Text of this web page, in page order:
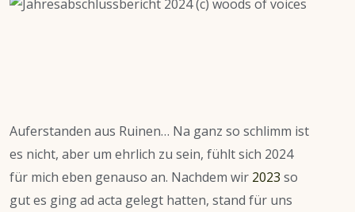
Auferstanden aus Ruinen… Na ganz so schlimm ist
es nicht, aber um ehrlich zu sein, fühlt sich 2024
für mich eben genauso an. Nachdem wir 2023 so
gut es ging ad acta gelegt hatten, stand für uns